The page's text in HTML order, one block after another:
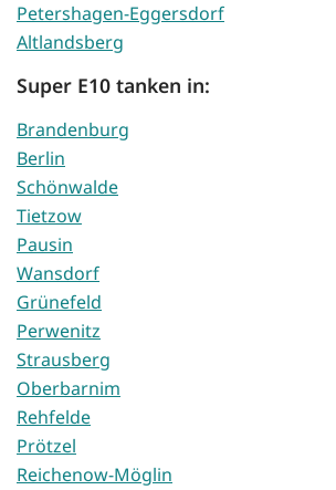
Petershagen-Eggersdorf
Altlandsberg
Super E10 tanken in:
Brandenburg
Berlin
Schönwalde
Tietzow
Pausin
Wansdorf
Grünefeld
Perwenitz
Strausberg
Oberbarnim
Rehfelde
Prötzel
Reichenow-Möglin